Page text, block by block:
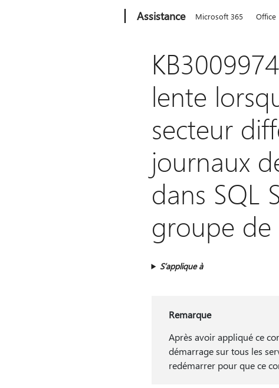
Assistance Microsoft 365 Office
lente
secteur
journaux
dans SQL
groupe
S’applique à
Remarque
Après avoir appliqué ce
démarrage sur tous les
redémarrer pour que ce